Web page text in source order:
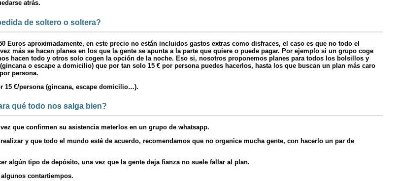
atrás.
de soltero o soltera?
Euros aproximadamente, en este precio no están incluidos gastos extras como disfraces, el caso es que no todo el
más se hacen planes en los que la gente se apunta a la parte que quiere o puede pagar. Por ejemplo si un grupo coge
hacen todo y otros solo cogen la opción de la noche. Eso si, nosotros proponemos planes para todos los bolsillos y
o escape a domicilio) que por tan solo 15 € por persona puedes hacerlos, hasta los que buscan un plan más caro
persona.
15 €/persona (gincana, escape domicilio…).
qué todo nos salga bien?
que confirmen su asistencia meterlos en un grupo de whatsapp.
y que todo el mundo esté de acuerdo, recomendamos que no organice mucha gente, con hacerlo un par de
algún tipo de depósito, una vez que la gente deja fianza no suele fallar al plan.
contartiempos.